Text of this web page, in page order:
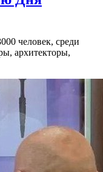
человек, среди
архитекторы,